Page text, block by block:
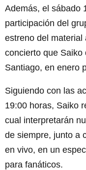
Además, el sábado
participación del
estreno del material
concierto que Saiko
Santiago, en enero
Siguiendo con las
19:00 horas, Saiko
cual interpretarán
de siempre, junto a
en vivo, en un
para fanáticos.